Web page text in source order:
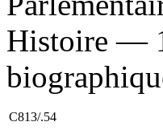
Histoire —
C813/.54